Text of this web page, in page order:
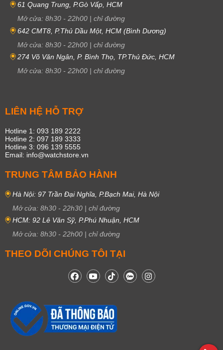
61 Quang Trung, P.Gò Vấp, HCM
Mở cửa: 8h30 - 22h00 | chỉ đường
642 CMT8, P.Thủ Dầu Một, HCM (Bình Dương)
Mở cửa: 8h30 - 22h00 | chỉ đường
274 Võ Văn Ngân, P. Bình Thọ, TP.Thủ Đức, HCM
Mở cửa: 8h30 - 22h00 | chỉ đường
LIÊN HỆ HỖ TRỢ
Hotline 1: 093 189 2222
Hotline 2: 097 189 3333
Hotline 3: 096 139 5555
Email: info@watchstore.vn
TRUNG TÂM BẢO HÀNH
Hà Nội: 97 Trần Đại Nghĩa, P.Bạch Mai, Hà Nội
Mở cửa: 8h30 - 22h30 | chỉ đường
HCM: 92 Lê Văn Sỹ, P.Phú Nhuận, HCM
Mở cửa: 8h30 - 22h00 | chỉ đường
THEO DÕI CHÚNG TÔI TẠI